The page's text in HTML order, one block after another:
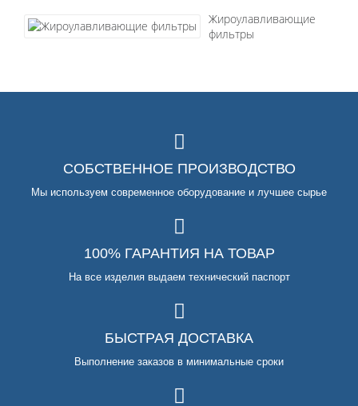
Жироулавливающие
фильтры
СОБСТВЕННОЕ ПРОИЗВОДСТВО
Мы используем современное оборудование и лучшее сырье
100% ГАРАНТИЯ НА ТОВАР
На все изделия выдаем технический паспорт
БЫСТРАЯ ДОСТАВКА
Выполнение заказов в минимальные сроки